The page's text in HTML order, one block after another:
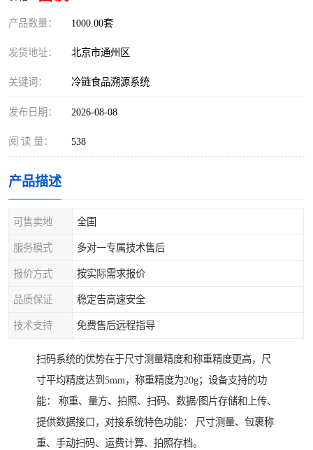
产品数量： 1000.00套
发货地址： 北京市通州区
关键词： 冷链食品溯源系统
发布日期： 2026-08-08
阅 读 量： 538
产品描述
可售卖地 全国
服务模式 多对一专属技术售后
报价方式 按实际需求报价
品质保证 稳定告高速安全
技术支持 免费售后远程指导
扫码系统的优势在于尺寸测量精度和称重精度更高，尺
寸平均精度达到5mm，称重精度为20g；设备支持的功
能： 称重、量方、拍照、扫码、数据/图片存储和上传、
提供数据接口，对接系统特色功能： 尺寸测量、包裹称
重、手动扫码、运费计算、拍照存档。